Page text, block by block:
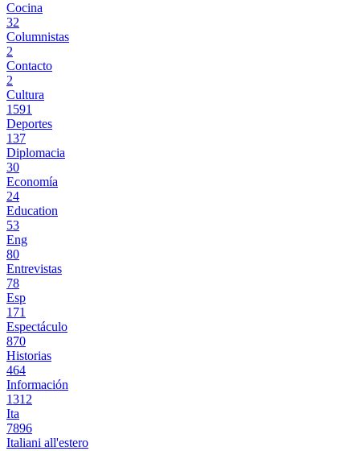
Cocina
32
Columnistas
2
Contacto
2
Cultura
1591
Deportes
137
Diplomacia
30
Economía
24
Education
53
Eng
80
Entrevistas
78
Esp
171
Espectáculo
870
Historias
464
Información
1312
Ita
7896
Italiani all'estero